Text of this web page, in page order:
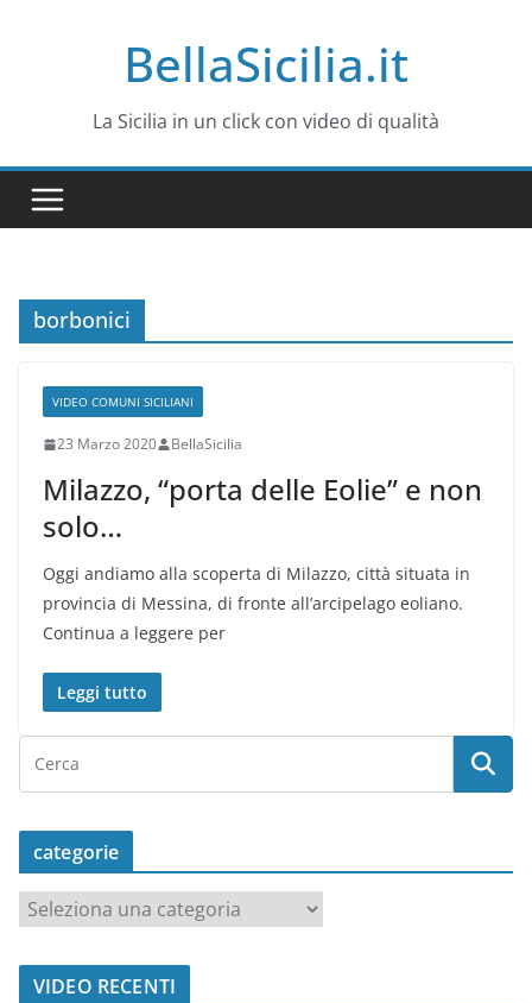
BellaSicilia.it
La Sicilia in un click con video di qualità
borbonici
VIDEO COMUNI SICILIANI
23 Marzo 2020 BellaSicilia
Milazzo, “porta delle Eolie” e non
solo…
Oggi andiamo alla scoperta di Milazzo, città situata in
provincia di Messina, di fronte all’arcipelago eoliano.
Continua a leggere per
Leggi tutto
categorie
a
t
VIDEO RECENTI